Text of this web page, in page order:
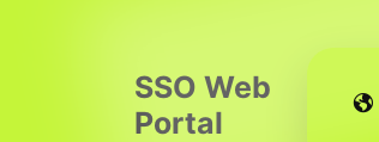
SSO Web
Portal